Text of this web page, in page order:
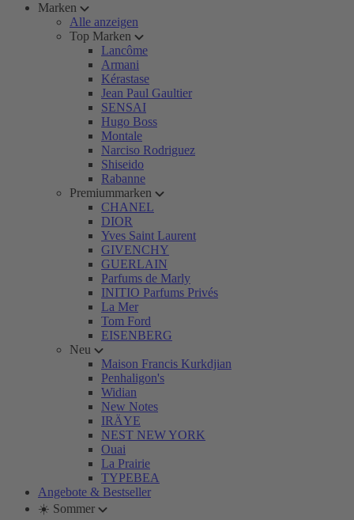
Marken
Alle anzeigen
Top Marken
Lancôme
Armani
Kérastase
Jean Paul Gaultier
SENSAI
Hugo Boss
Montale
Narciso Rodriguez
Shiseido
Rabanne
Premiummarken
CHANEL
DIOR
Yves Saint Laurent
GIVENCHY
GUERLAIN
Parfums de Marly
INITIO Parfums Privés
La Mer
Tom Ford
EISENBERG
Neu
Maison Francis Kurkdjian
Penhaligon's
Widian
New Notes
IRÄYE
NEST NEW YORK
Ouai
La Prairie
TYPEBEA
Angebote & Bestseller
☀️ Sommer